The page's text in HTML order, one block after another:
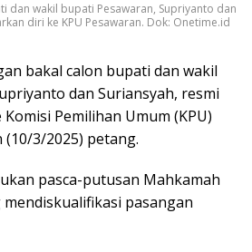
dan wakil bupati Pesawaran, Supriyanto dan
diri ke KPU Pesawaran. Dok: Onetime.id
bakal calon bupati dan wakil
dan Suriansyah, resmi
Pemilihan Umum (KPU)
3/2025) petang.
pasca-putusan Mahkamah
pasangan